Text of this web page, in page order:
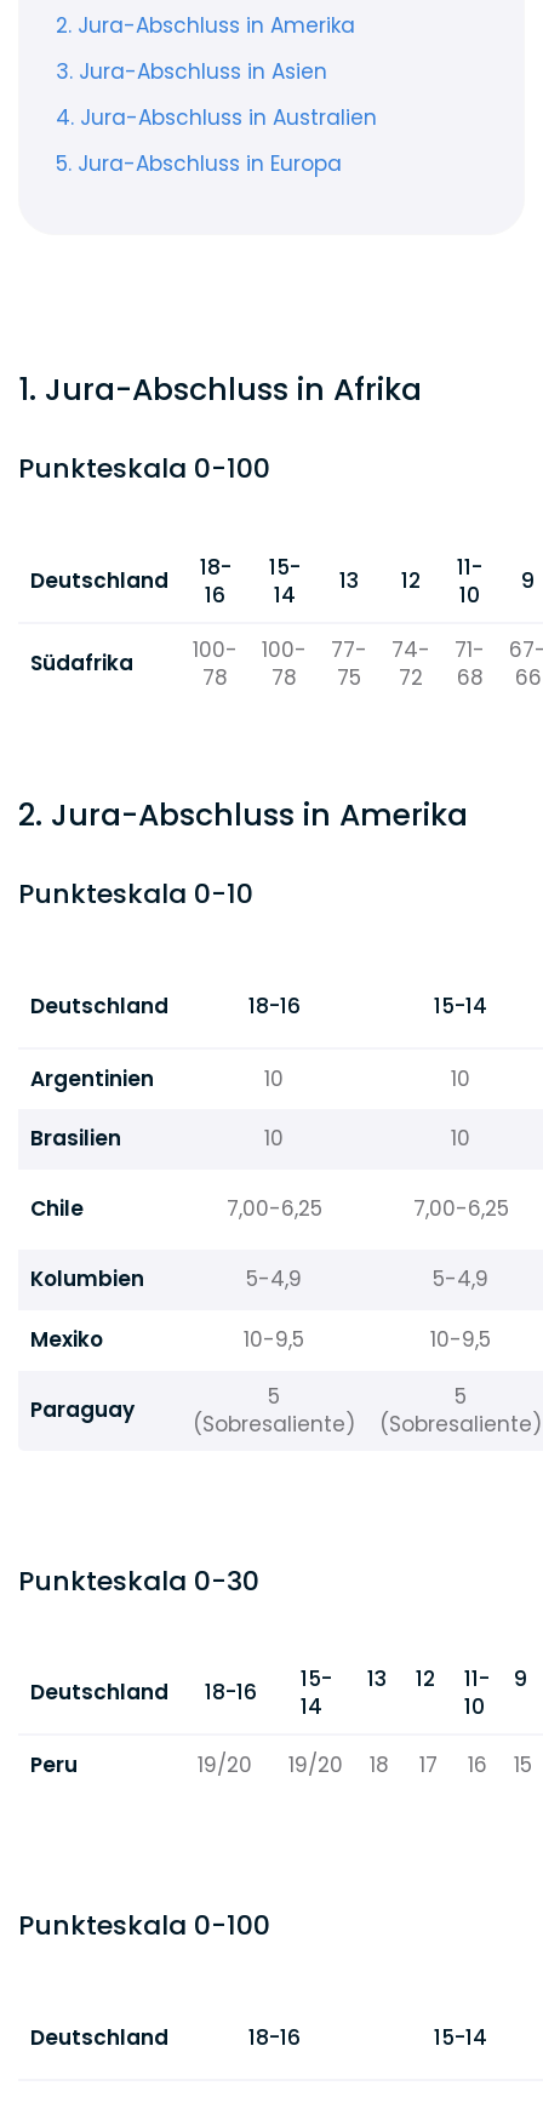
2. Jura-Abschluss in Amerika
3. Jura-Abschluss in Asien
4. Jura-Abschluss in Australien
5. Jura-Abschluss in Europa
1. Jura-Abschluss in Afrika
Punkteskala 0-100
Deutschland
18-
16
15-
14
13 12
11-
10
9
Südafrika
100-
78
100-
78
77-
75
74-
72
71-
68
66
2. Jura-Abschluss in Amerika
Punkteskala 0-10
Deutschland 18-16 15-14
Argentinien 10 10
Brasilien 10 10
Chile 7,00-6,25 7,00-6,25
Kolumbien 5-4,9 5-4,9
Mexiko 10-9,5 10-9,5
Paraguay
5
(Sobresaliente)
5
(Sobresaliente)
Punkteskala 0-30
Deutschland 18-16
15-
14
13 12
11-
10
9
Peru 19/20 19/20 18 17 16 15
Punkteskala 0-100
Deutschland 18-16 15-14